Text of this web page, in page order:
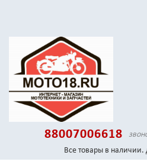
88007006618
Все товары в наличии.